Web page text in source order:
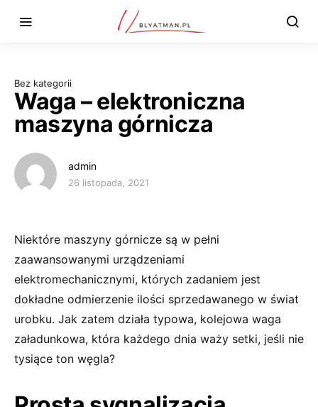
Bez kategorii
Waga – elektroniczna
maszyna górnicza
admin
26 listopada, 2021
Niektóre maszyny górnicze są w pełni
zaawansowanymi urządzeniami
elektromechanicznymi, których zadaniem jest
dokładne odmierzenie ilości sprzedawanego w świat
urobku. Jak zatem działa typowa, kolejowa waga
załadunkowa, która każdego dnia waży setki, jeśli nie
tysiące ton węgla?